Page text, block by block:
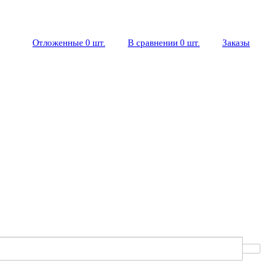
Отложенные 0 шт. В сравнении 0 шт. Заказы